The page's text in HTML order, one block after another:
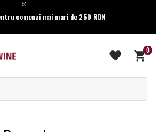
comenzi mai mari de 250 RON
0